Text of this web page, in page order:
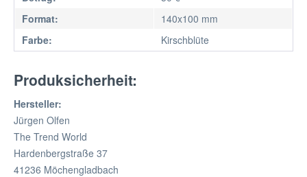
Format:
140x100 mm
Farbe:
Kirschblüte
Produksicherheit:
Hersteller:
Jürgen Olfen
The Trend World
Hardenbergstraße 37
41236 Möchengladbach